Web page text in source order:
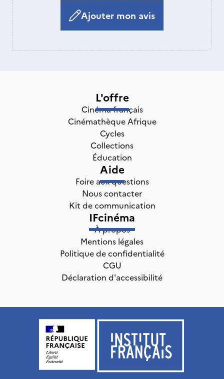
Ajouter mon avis
L'offre
Cinéma français
Cinémathèque Afrique
Cycles
Collections
Éducation
Aide
Foire aux questions
Nous contacter
Kit de communication
IFcinéma
À propos
Mentions légales
Politique de confidentialité
CGU
Déclaration d'accessibilité